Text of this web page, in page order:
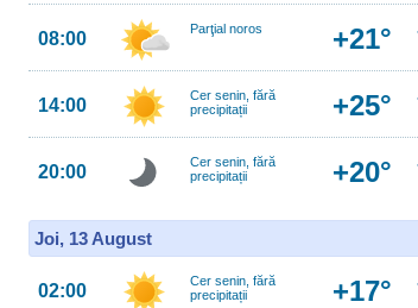
08:00 Parţial noros +21°
14:00
Cer senin, fără
precipitații
+25°
20:00
Cer senin, fără
precipitații
+20°
Joi, 13 August
02:00
Cer senin, fără
precipitații
+17°